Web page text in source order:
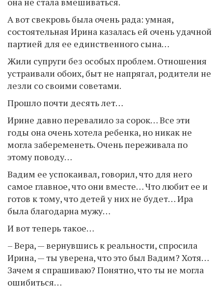
А вот свекровь была очень рада: умная,
состоятельная Ирина казалась ей очень удачной
партией для ее единственного сына…
Жили супруги без особых проблем. Отношения
устраивали обоих, быт не напрягал, родители не
лезли со своими советами.
Прошло почти десять лет…
Ирине давно перевалило за сорок… Все эти
годы она очень хотела ребенка, но никак не
могла забеременеть. Очень переживала по
этому поводу…
Вадим ее успокаивал, говорил, что для него
самое главное, что они вместе… Что любит ее и
готов к тому, что детей у них не будет… Ира
была благодарна мужу…
И вот теперь такое…
– Вера, — вернувшись к реальности, спросила
Ирина, — ты уверена, что это был Вадим? Хотя…
Зачем я спрашиваю? Понятно, что ты не могла
ошибиться…